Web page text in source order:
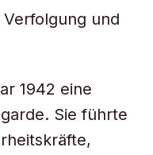
und
1942 eine
Sie führte